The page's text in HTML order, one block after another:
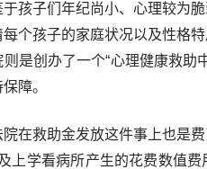
于孩子们年纪尚小、心理较为
个孩子的家庭状况以及性格
则是创办了一个“心理健康救
障。
院在救助金发放这件事上也是
上学看病所产生的花费数值